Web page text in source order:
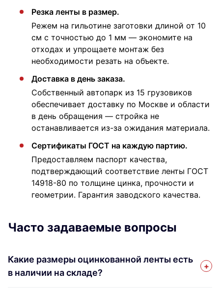
Резка ленты в размер.
Режем на гильотине заготовки длиной от 10
см с точностью до 1 мм — экономите на
отходах и упрощаете монтаж без
необходимости резать на объекте.
Доставка в день заказа.
Собственный автопарк из 15 грузовиков
обеспечивает доставку по Москве и области
в день обращения — стройка не
останавливается из-за ожидания материала.
Сертификаты ГОСТ на каждую партию.
Предоставляем паспорт качества,
подтверждающий соответствие ленты ГОСТ
14918-80 по толщине цинка, прочности и
геометрии. Гарантия заводского качества.
Часто задаваемые вопросы
Какие размеры оцинкованной ленты есть
в наличии на складе?